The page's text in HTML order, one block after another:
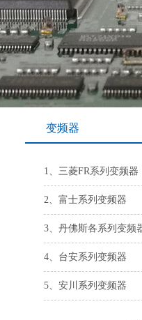
变频器
1、三菱FR系列变频器
2、富士系列变频器
3、丹佛斯各系列变频
4、台安系列变频器
5、安川系列变频器